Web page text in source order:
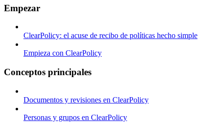
Empezar
ClearPolicy: el acuse de recibo de políticas hecho simple
Empieza con ClearPolicy
Conceptos principales
Documentos y revisiones en ClearPolicy
Personas y grupos en ClearPolicy